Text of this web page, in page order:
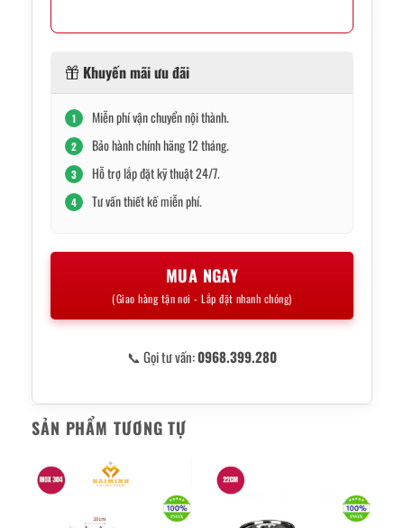
Khuyến mãi ưu đãi
1 Miễn phí vận chuyển nội thành.
2 Bảo hành chính hãng 12 tháng.
3 Hỗ trợ lắp đặt kỹ thuật 24/7.
4 Tư vấn thiết kế miễn phí.
MUA NGAY
(Giao hàng tận nơi - Lắp đặt nhanh chóng)
📞 Gọi tư vấn:0968.399.280
SẢN PHẨM TƯƠNG TỰ